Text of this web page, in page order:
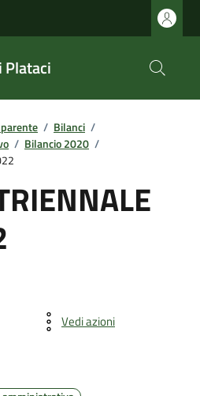
Plataci
/ Bilanci /
/ Bilancio 2020 /
Vedi azioni